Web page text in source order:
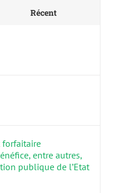
Récent
forfaitaire
entre autres,
publique de l’Etat